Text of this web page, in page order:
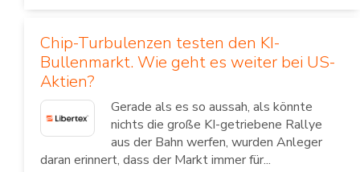
Chip-Turbulenzen testen den KI-
Bullenmarkt. Wie geht es weiter bei US-
Aktien?
Gerade als es so aussah, als könnte
nichts die große KI-getriebene Rallye
aus der Bahn werfen, wurden Anleger
daran erinnert, dass der Markt immer für...